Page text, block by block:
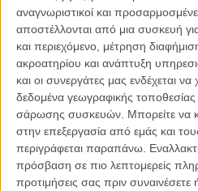
αναγνωριστικοί και
αποστέλλονται από μια συσκευή για
και περιεχόμενο, μέτρηση
ακροατηρίου και ανάπτυξη
και οι συνεργάτες μας ενδέχεται
δεδομένα γεωγραφικής
σάρωσης συσκευών. Μπορείτε να
στην επεξεργασία από εμάς και
περιγράφεται παραπάνω.
πρόσβαση σε πιο λεπτομερείς
προτιμήσεις σας πριν συναινέσετε
κατατεθέν υπογραφή του Τζος
Το «Much Ado About Nothing»
σπίτι του Γουίντον στην Σάντα
δηλώσεις, πρόκειται για ένα
ηθοποιούς, στο ίδιο το σπίτι: ο
πρωταγωνιστές και δευτεραγωνιστές
καριέρας του (από το Firefly μέχρι
εμπιστοσύνη των ηθοποιών του